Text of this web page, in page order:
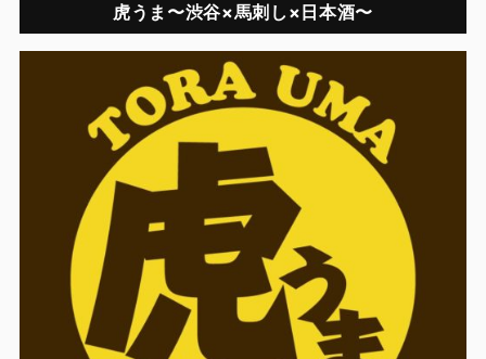
虎うま〜渋谷×馬刺し×日本酒〜